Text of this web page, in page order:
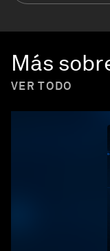
Más
VER TODO